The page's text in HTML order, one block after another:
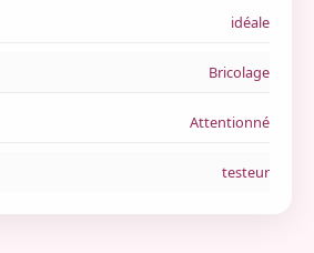
idéale
Bricolage
Attentionné
testeur